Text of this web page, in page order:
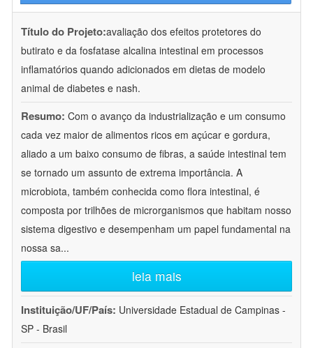
Título do Projeto:avaliação dos efeitos protetores do
butirato e da fosfatase alcalina intestinal em processos
inflamatórios quando adicionados em dietas de modelo
animal de diabetes e nash.
Resumo: Com o avanço da industrialização e um consumo
cada vez maior de alimentos ricos em açúcar e gordura,
aliado a um baixo consumo de fibras, a saúde intestinal tem
se tornado um assunto de extrema importância. A
microbiota, também conhecida como flora intestinal, é
composta por trilhões de microrganismos que habitam nosso
sistema digestivo e desempenham um papel fundamental na
nossa sa...
leia mais
Instituição/UF/País: Universidade Estadual de Campinas -
SP - Brasil